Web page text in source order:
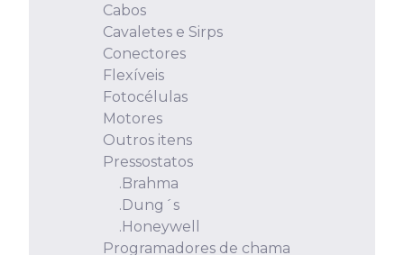
Cabos
Cavaletes e Sirps
Conectores
Flexíveis
Fotocélulas
Motores
Outros itens
Pressostatos
.Brahma
.Dung´s
.Honeywell
Programadores de chama